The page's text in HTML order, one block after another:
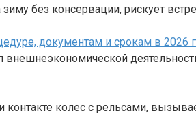
без консервации, рискует
документам и срокам в 2026
колес с рельсами,